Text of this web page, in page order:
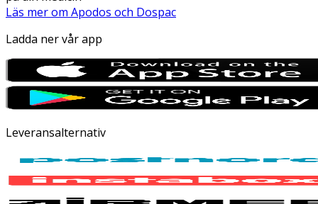
Läs mer om Apodos och Dospac
Ladda ner vår app
Leveransalternativ